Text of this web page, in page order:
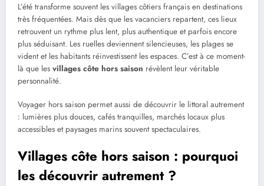
L’été transforme souvent les villages côtiers français en destinations
très fréquentées. Mais dès que les vacanciers repartent, ces lieux
retrouvent un rythme plus lent, plus authentique et parfois encore
plus séduisant. Les ruelles deviennent silencieuses, les plages se
vident et les habitants réinvestissent les espaces. C’est à ce moment-
là que les villages côte hors saison révèlent leur véritable
personnalité.
Voyager hors saison permet aussi de découvrir le littoral autrement
: lumières plus douces, cafés tranquilles, marchés locaux plus
accessibles et paysages marins souvent spectaculaires.
Villages côte hors saison : pourquoi
les découvrir autrement ?